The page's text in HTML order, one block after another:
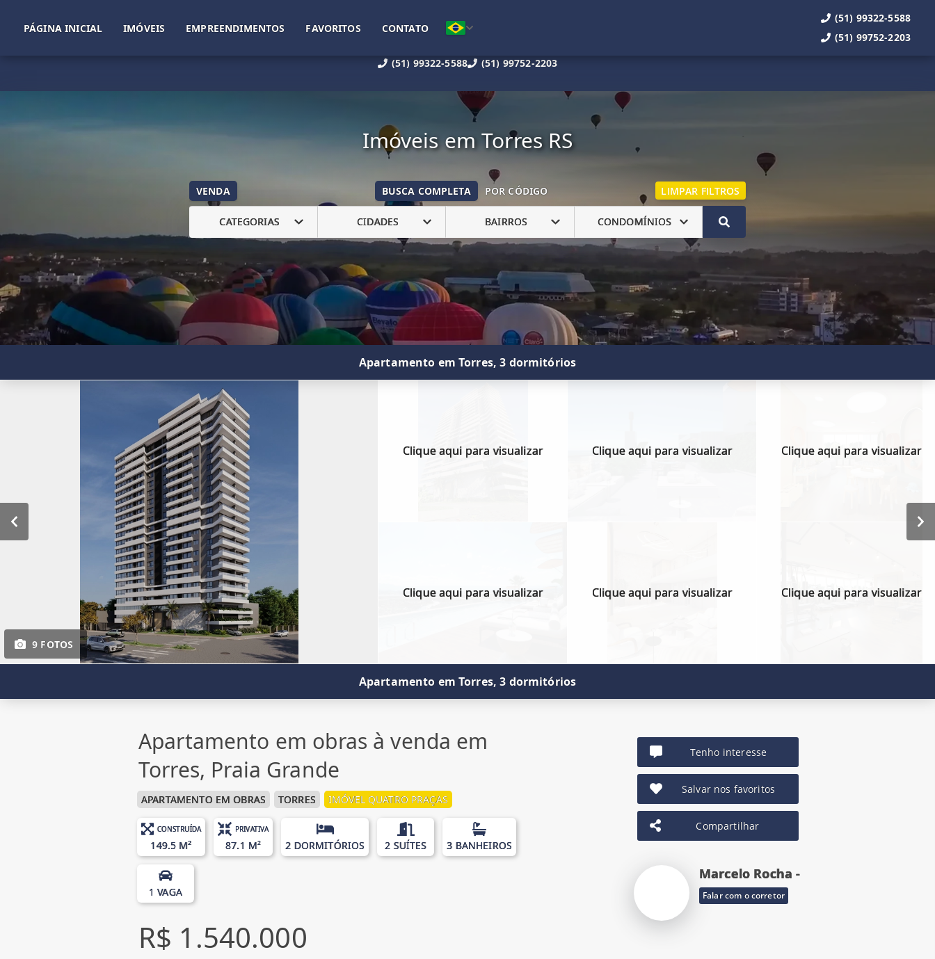
(51) 99322-5588 (51) 99752-2203
PÁGINA INICIAL IMÓVEIS EMPREENDIMENTOS FAVORITOS CONTATO
(51) 99322-5588
(51) 99752-2203
Imóveis em Torres RS
VENDA BUSCA COMPLETA POR CÓDIGO LIMPAR FILTROS
CATEGORIAS CIDADES BAIRROS CONDOMÍNIOS
Apartamento em Torres, 3 dormitórios
9 FOTOS
Clique aqui para visualizar
Clique aqui para visualizar
Clique aqui para visualizar
Clique aqui para visualizar
Clique aqui para visualizar
Clique aqui para visualizar
Apartamento em Torres, 3 dormitórios
Apartamento em obras à venda em
Torres, Praia Grande
APARTAMENTO EM OBRAS TORRES IMÓVEL QUATRO PRAÇAS
CONSTRUÍDA
149.5 M²
PRIVATIVA
87.1 M² 2 DORMITÓRIOS 2 SUÍTES 3 BANHEIROS
1 VAGA
R$ 1.540.000
Tenho interesse
Salvar nos favoritos
Compartilhar
Marcelo Rocha -
Falar com o corretor